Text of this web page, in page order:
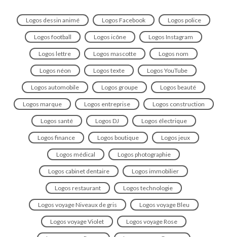
Logos dessin animé Logos Facebook Logos police
Logos football Logos icône Logos Instagram
Logos lettre Logos mascotte Logos nom
Logos néon Logos texte Logos YouTube
Logos automobile Logos groupe Logos beauté
Logos marque Logos entreprise Logos construction
Logos santé Logos DJ Logos électrique
Logos finance Logos boutique Logos jeux
Logos médical Logos photographie
Logos cabinet dentaire Logos immobilier
Logos restaurant Logos technologie
Logos voyage Niveaux de gris Logos voyage Bleu
Logos voyage Violet Logos voyage Rose